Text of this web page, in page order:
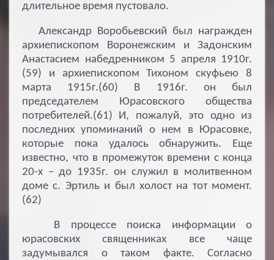
длительное время пустовало.
Александр Воробьевский был награжден
архиепископом Воронежским и Задонским
Анастасием набедренником 5 апреля 1910г.
(59) и архиепископом Тихоном скуфьею 8
марта 1915г.(60) В 1916г. он был
председателем Юрасовского общества
потребителей.(61) И, пожалуй, это одно из
последних упоминаний о нем в Юрасовке,
которые пока удалось обнаружить. Еще
известно, что в промежуток времени с конца
20-х – до 1935г. он служил в молитвенном
доме с. Эртиль и был холост на тот момент.
(62)
В процессе поиска информации о
юрасовских священниках все чаще
задумывался о таком факте. Согласно